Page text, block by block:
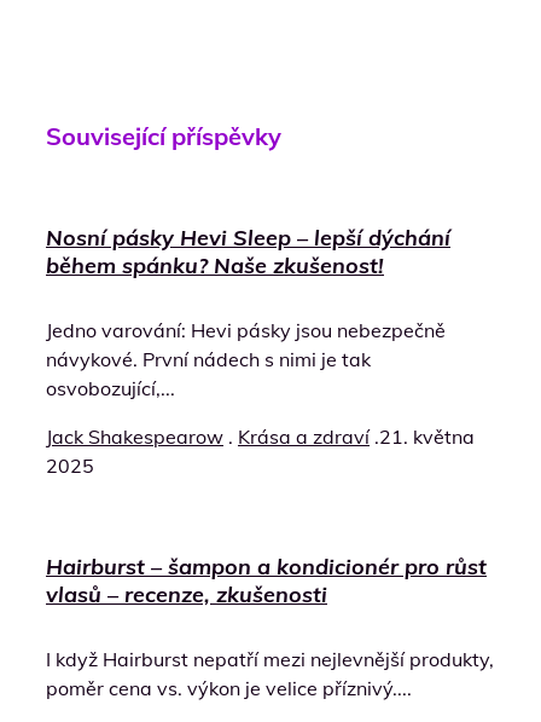
Související příspěvky
Nosní pásky Hevi Sleep – lepší dýchání
během spánku? Naše zkušenost!
Jedno varování: Hevi pásky jsou nebezpečně
návykové. První nádech s nimi je tak
osvobozující,...
Jack Shakespearow . Krása a zdraví .21. května
2025
Hairburst – šampon a kondicionér pro růst
vlasů – recenze, zkušenosti
I když Hairburst nepatří mezi nejlevnější produkty,
poměr cena vs. výkon je velice příznivý....